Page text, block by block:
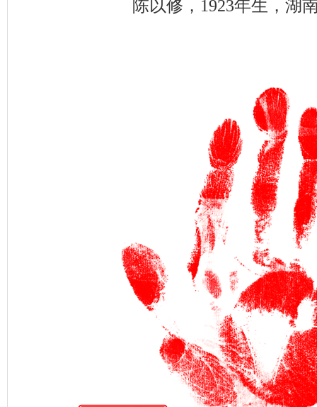
陈以修，1923年生，湖